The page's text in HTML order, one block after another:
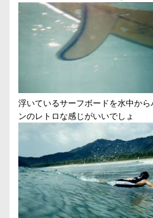
浮いているサーフボードを水中か
ンのレトロな感じがいいでしょ